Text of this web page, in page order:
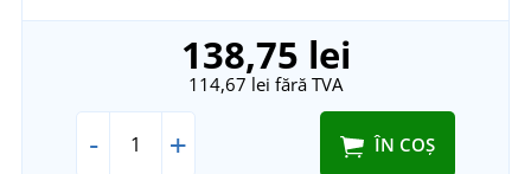
138,75 lei
114,67 lei fără TVA
- + ÎN COȘ